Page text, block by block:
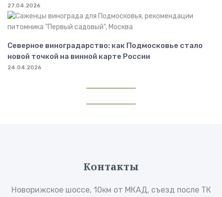
27.04.2026
Северное виноградарство: как Подмосковье стало
новой точкой на винной карте России
24.04.2026
Контакты
Новорижское шоссе, 10км от МКАД, съезд после ТК